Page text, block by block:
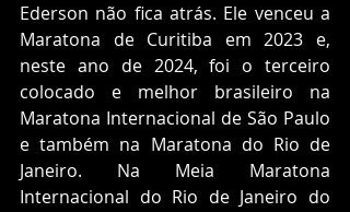
Ederson não fica atrás. Ele venceu a
Maratona de Curitiba em 2023 e,
neste ano de 2024, foi o terceiro
colocado e melhor brasileiro na
Maratona Internacional de São Paulo
e também na Maratona do Rio de
Janeiro. Na Meia Maratona
Internacional do Rio de Janeiro do